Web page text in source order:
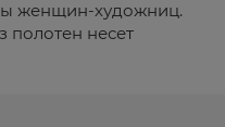
женщин-художниц.
полотен несет